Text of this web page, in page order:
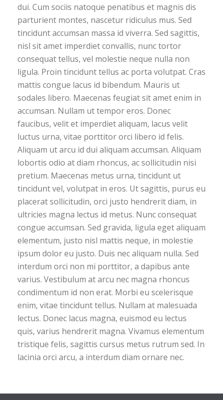
dui. Cum sociis natoque penatibus et magnis dis
parturient montes, nascetur ridiculus mus. Sed
tincidunt accumsan massa id viverra. Sed sagittis,
nisl sit amet imperdiet convallis, nunc tortor
consequat tellus, vel molestie neque nulla non
ligula. Proin tincidunt tellus ac porta volutpat. Cras
mattis congue lacus id bibendum. Mauris ut
sodales libero. Maecenas feugiat sit amet enim in
accumsan. Nullam ut tempor eros. Donec
faucibus, velit et imperdiet aliquam, lacus velit
luctus urna, vitae porttitor orci libero id felis.
Aliquam ut arcu id dui aliquam accumsan. Aliquam
lobortis odio at diam rhoncus, ac sollicitudin nisi
pretium. Maecenas metus urna, tincidunt ut
tincidunt vel, volutpat in eros. Ut sagittis, purus eu
placerat sollicitudin, orci justo hendrerit diam, in
ultricies magna lectus id metus. Nunc consequat
congue accumsan. Sed gravida, ligula eget aliquam
elementum, justo nisl mattis neque, in molestie
ipsum dolor eu justo. Duis nec aliquam nulla. Sed
interdum orci non mi porttitor, a dapibus ante
varius. Vestibulum at arcu nec magna rhoncus
condimentum id non erat. Morbi eu scelerisque
enim, vitae tincidunt tellus. Nullam at malesuada
lectus. Donec lacus magna, euismod eu lectus
quis, varius hendrerit magna. Vivamus elementum
tristique felis, sagittis cursus metus rutrum sed. In
lacinia orci arcu, a interdum diam ornare nec.